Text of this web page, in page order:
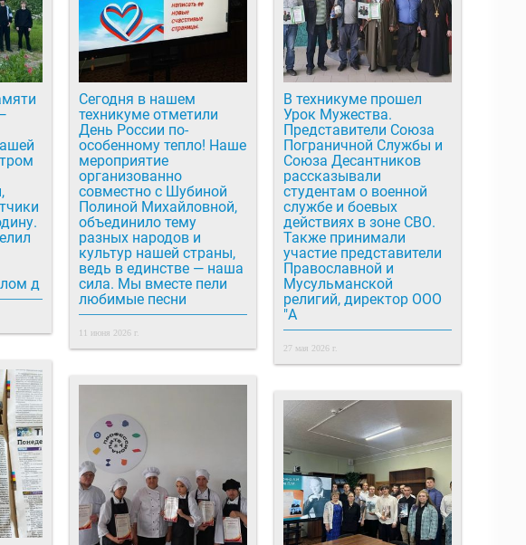
д
Сегодня в нашем
техникуме отметили
День России по-
особенному тепло! Наше
мероприятие
организованно
совместно с Шубиной
Полиной Михайловной,
объединило тему
разных народов и
культур нашей страны,
ведь в единстве — наша
сила. Мы вместе пели
любимые песни
11 июня 2026 г.
В техникуме прошел
Урок Мужества.
Представители Союза
Пограничной Службы и
Союза Десантников
рассказывали
студентам о военной
службе и боевых
действиях в зоне СВО.
Также принимали
участие представители
Православной и
Мусульманской
религий, директор ООО
"А
27 мая 2026 г.